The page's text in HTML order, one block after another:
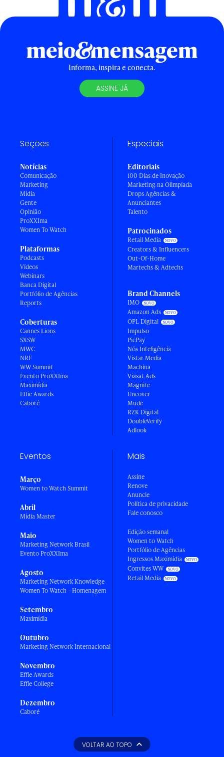
Informa, inspira e conecta.
ASSINE JÁ
Seções
Notícias
Comunicação
Marketing
Mídia
Gente
Opinião
ProXXIma
Women To Watch
Plataformas
Podcasts
Vídeos
Webinars
Banca Digital
Portfólio de Agências
Reports
Coberturas
Cannes Lions
SXSW
MWC
NRF
WW Summit
Evento ProXXIma
Maximídia
Effie Awards
Caboré
Especiais
Editoriais
100 Dias de Inovação
Marketing na Olimpíada
Drops Agências &
Anunciantes
Talento
Patrocinados
Retail Media
Creators & Influencers
Out-Of-Home
Martechs & Adtechs
Brand Channels
IMO
Amazon Ads
OPL Digital
Impulso
PicPay
Nós Inteligência
Vistar Media
Machina
Viasat Ads
Magnite
Uncover
Mude
RZK Digital
DoubleVerify
Adlook
Eventos
Março
Women to Watch Summit
Abril
Mídia Master
Maio
Marketing Network Brasil
Evento ProXXIma
Agosto
Marketing Network Knowledge
Women To Watch - Homenagem
Setembro
Maximídia
Outubro
Marketing Network Internacional
Novembro
Effie Awards
Effie College
Dezembro
Caboré
Mais
Assine
Renove
Anuncie
Política de privacidade
Fale conosco
Edição semanal
Women to Watch
Portfólio de Agências
Ingressos Maximídia
Convites WW
Retail Media
VOLTAR AO TOPO